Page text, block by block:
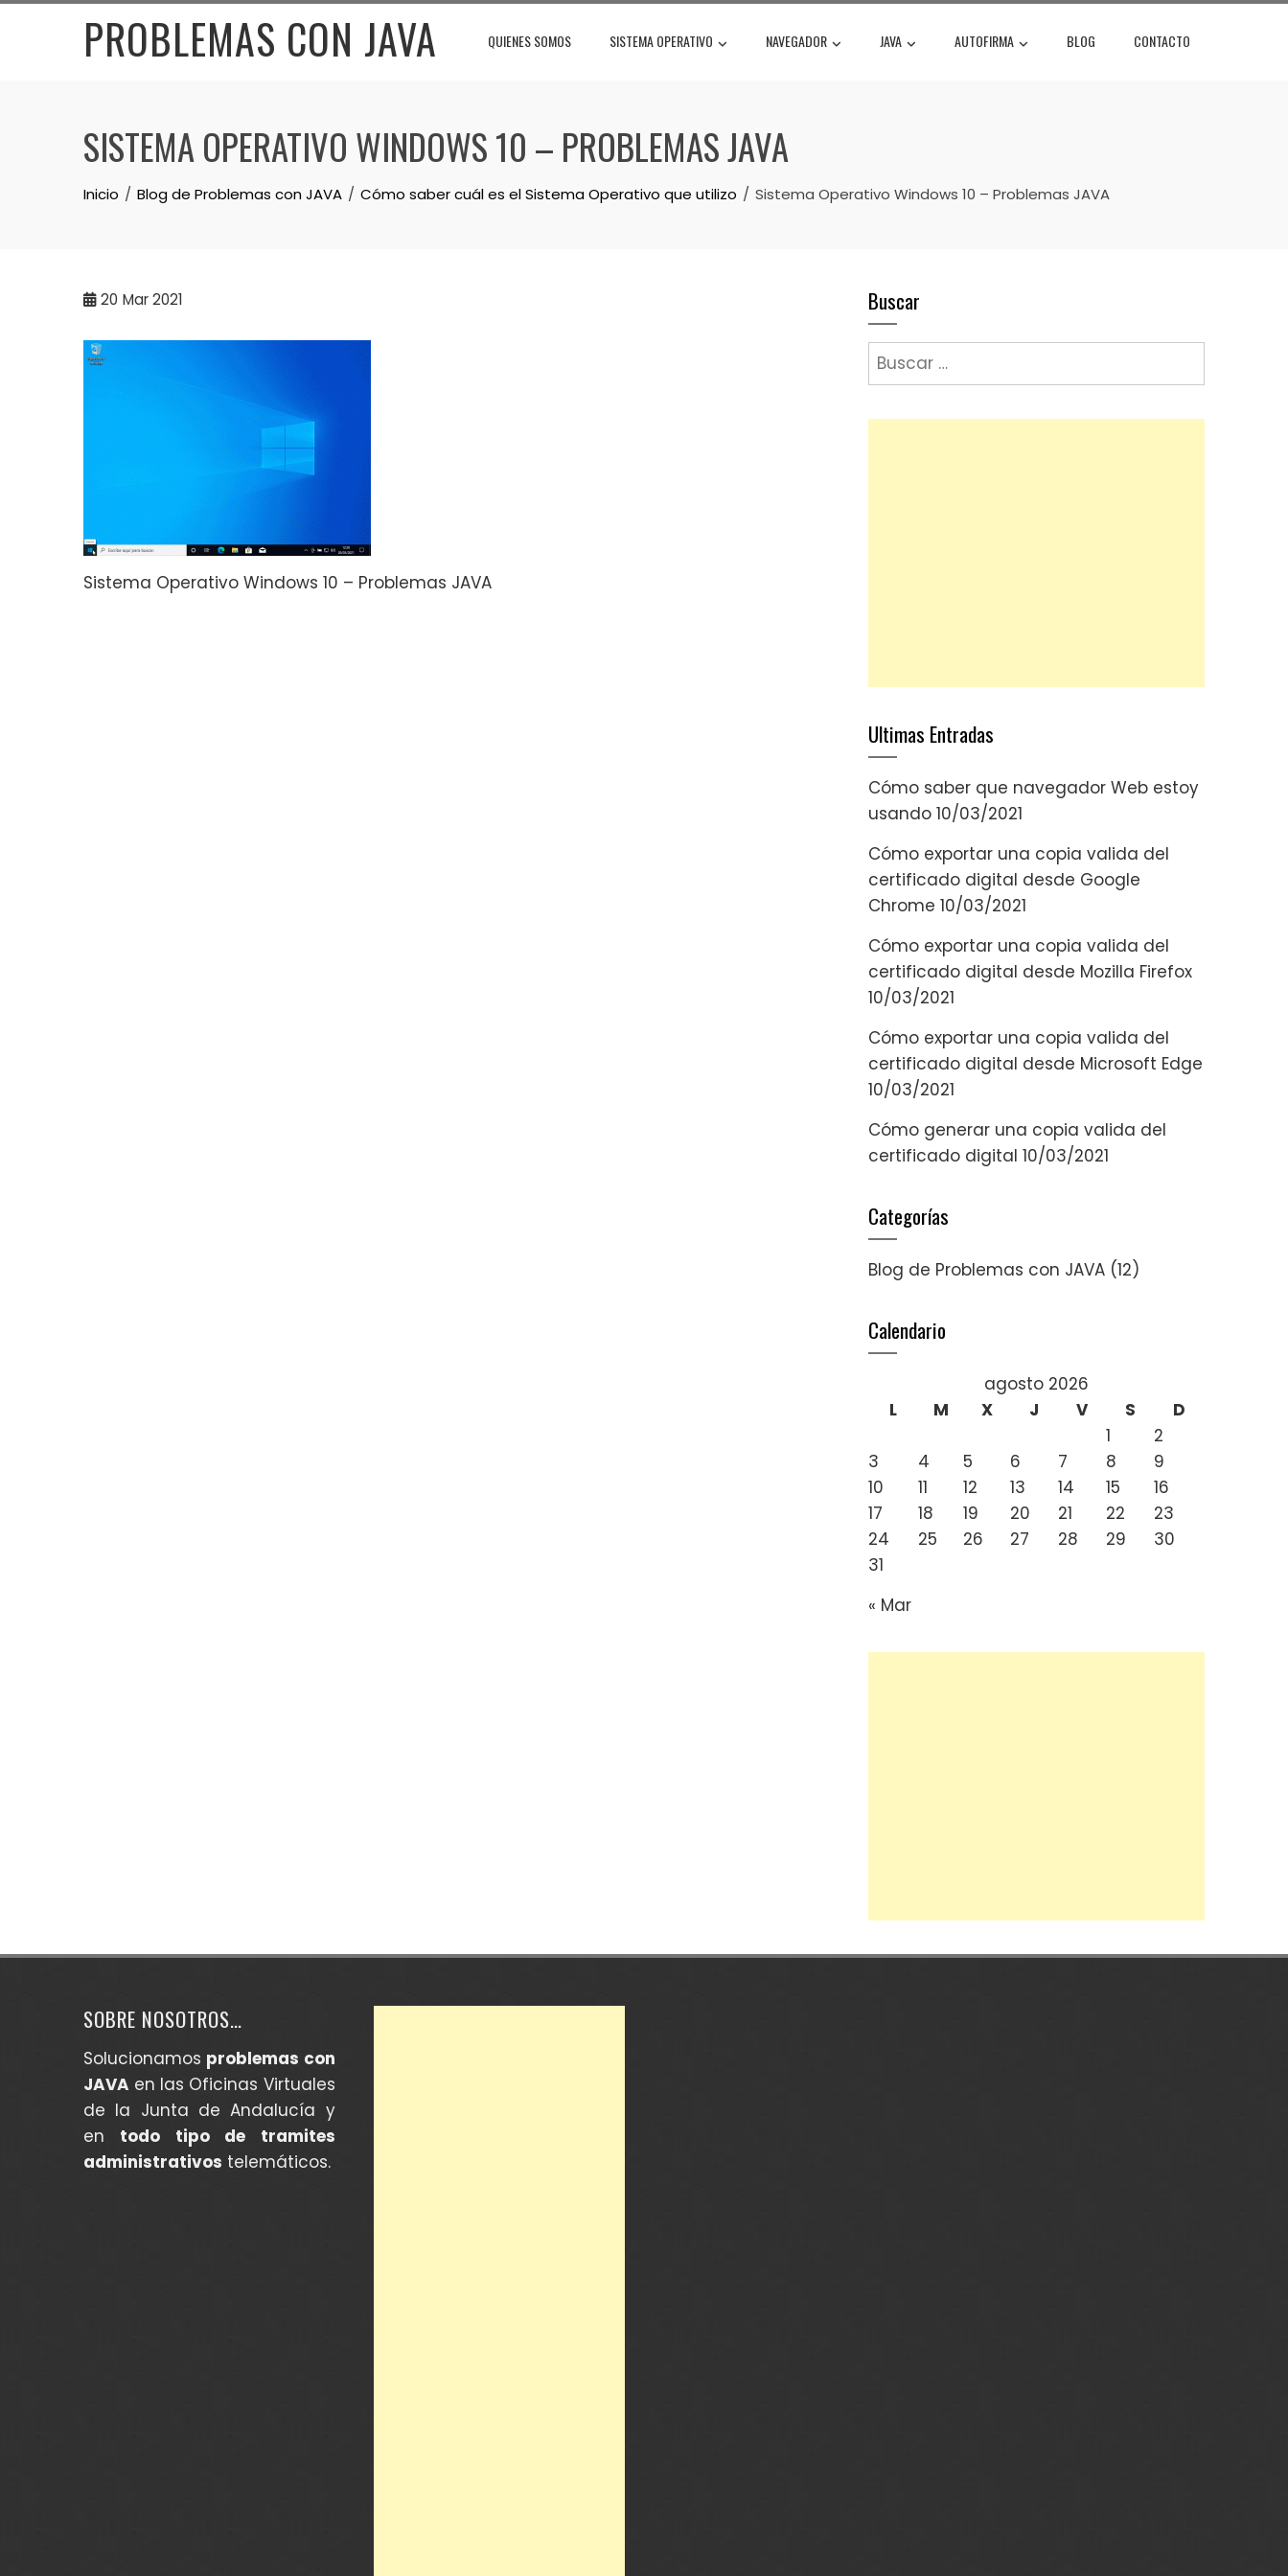
Skip
PROBLEMAS CON JAVA QUIENES SOMOS SISTEMA OPERATIVO NAVEGADOR JAVA AUTOFIRMA BLOG CONTACTO
SISTEMA OPERATIVO WINDOWS 10 – PROBLEMAS JAVA
Inicio Blog de Problemas con JAVA Cómo saber cuál es el Sistema Operativo que utilizo Sistema Operativo Windows 10 – Problemas JAVA
20 Mar 2021
Sistema Operativo Windows 10 – Problemas JAVA
Buscar
Buscar:
Ultimas Entradas
Cómo saber que navegador Web estoy
usando 10/03/2021
Cómo exportar una copia valida del
certificado digital desde Google
Chrome 10/03/2021
Cómo exportar una copia valida del
certificado digital desde Mozilla Firefox
10/03/2021
Cómo exportar una copia valida del
certificado digital desde Microsoft Edge
10/03/2021
Cómo generar una copia valida del
certificado digital 10/03/2021
Categorías
Blog de Problemas con JAVA (12)
Calendario
agosto 2026
L
M X J V S
D
1
2
3
4 5 6 7 8
9
10
11 12 13 14 15
16
17
18 19 20 21 22
23
24
25 26 27 28 29
30
31
« Mar
SOBRE NOSOTROS…
Solucionamos problemas con
JAVA en las Oficinas Virtuales
de la Junta de Andalucía y
en todo tipo de tramites
administrativos telemáticos.